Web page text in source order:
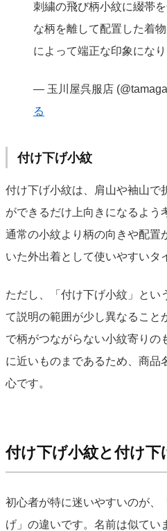
刺繍の飛び柄小紋に綴帯
な柄を離して配置した着
によって端正な印象になり
— 玉川屋呉服店
る
付け下げ小紋
付け下げ小紋は、肩山や袖山で
ができるだけ上向きになるよう
通常の小紋より柄の向きや配置
いた外出着として使いやすいタ
ただし、「付け下げ小紋」とい
て説明の範囲が少し異なること
で柄がつながらない小紋寄りの
に近いものまであるため、商品
心です。
付け下げ小紋と付け
初心者が特に迷いやすいのが、
げ」の違いです。名前は似てい